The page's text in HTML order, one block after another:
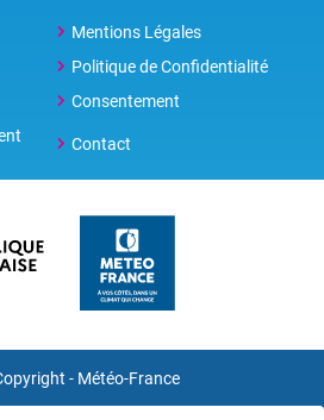
Mentions Légales
Politique de Confidentialité
Consentement
Contact
- Météo-France